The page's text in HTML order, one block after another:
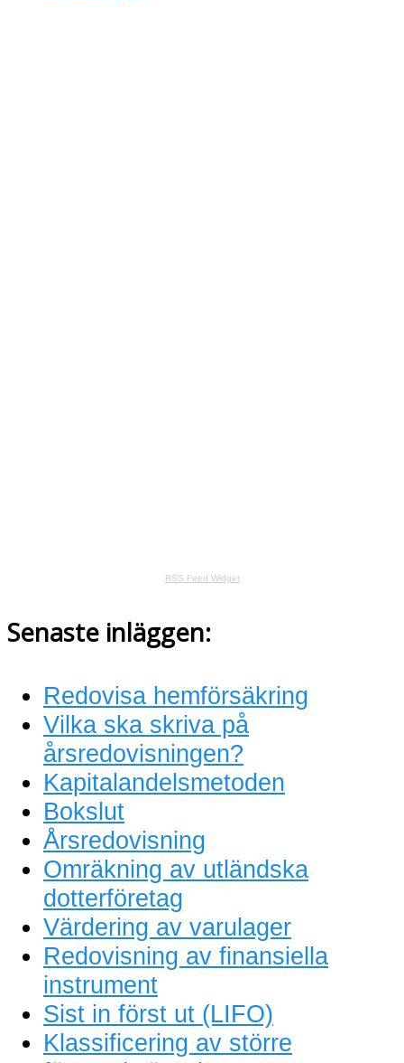
RSS Feed Widget
Senaste inläggen:
Redovisa hemförsäkring
Vilka ska skriva på
årsredovisningen?
Kapitalandelsmetoden
Bokslut
Årsredovisning
Omräkning av utländska
dotterföretag
Värdering av varulager
Redovisning av finansiella
instrument
Sist in först ut (LIFO)
Klassificering av större